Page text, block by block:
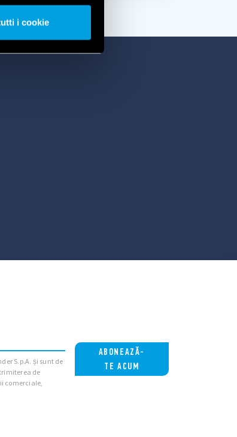
i cookie
S.p.A. și sunt de
de
comerciale,
ABONEAZĂ-
TE ACUM